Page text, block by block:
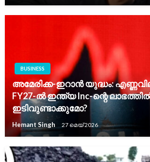
BUSINESS
അമേരിക്ക-ഇറാൻ യുദ്ധം:
FY27-ൽ ഇന്ത്യ Inc-ന്റെ
ഇടിവുണ്ടാക്കുമോ?
Hemant Singh 27 മെയ്‌ 2026